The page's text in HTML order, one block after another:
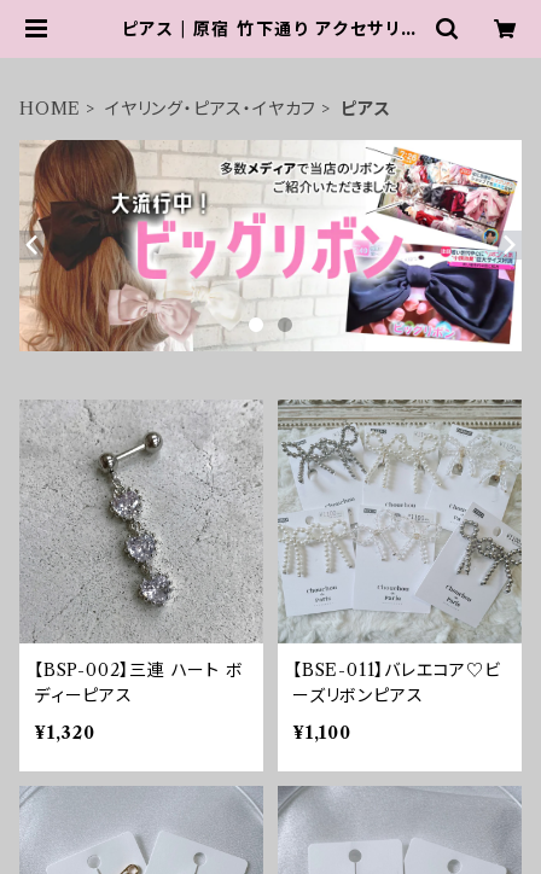
ピアス | 原宿 竹下通り アクセサリー
HOME イヤリング・ピアス・イヤカフ ピアス
【BSP-002】三連 ハート ボ
ディーピアス
¥1,320
【BSE-011】バレエコア♡ビ
ーズリボンピアス
¥1,100